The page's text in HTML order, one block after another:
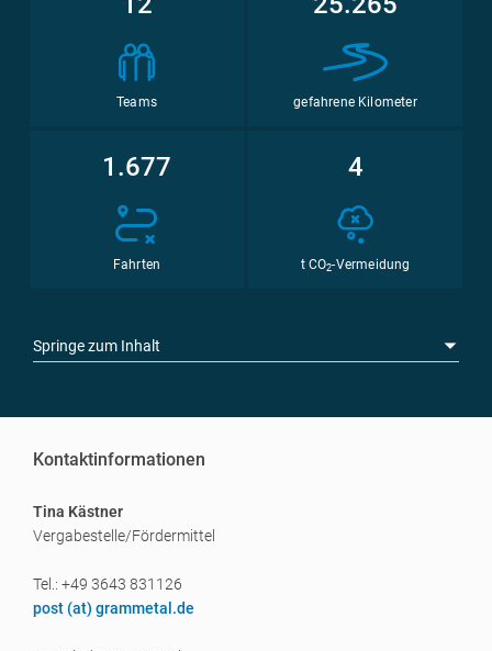
Teams gefahrene Kilometer
1.677
Fahrten
4
t CO2-Vermeidung
Springe zum Inhalt
Kontaktinformationen
Tina Kästner
Vergabestelle/Fördermittel
Tel.: +49 3643 831126
post (at) grammetal.de